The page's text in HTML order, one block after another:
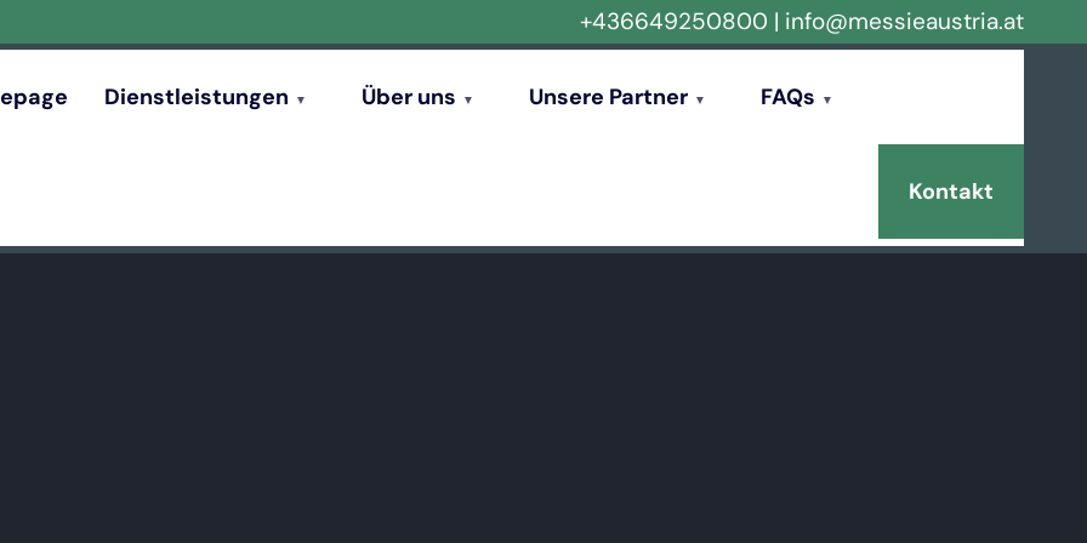
+436649250800 | info@messieaustria.at
Dienstleistungen Über uns Unsere Partner FAQs
Kontakt